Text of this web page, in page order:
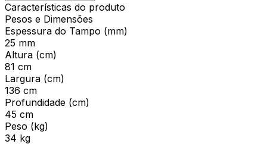
Características do produto
Pesos e Dimensões
Espessura do Tampo (mm)
25 mm
Altura (cm)
81 cm
Largura (cm)
136 cm
Profundidade (cm)
45 cm
Peso (kg)
34 kg